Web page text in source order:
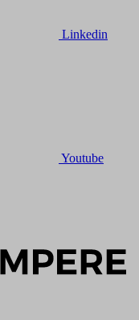
Linkedin
Youtube